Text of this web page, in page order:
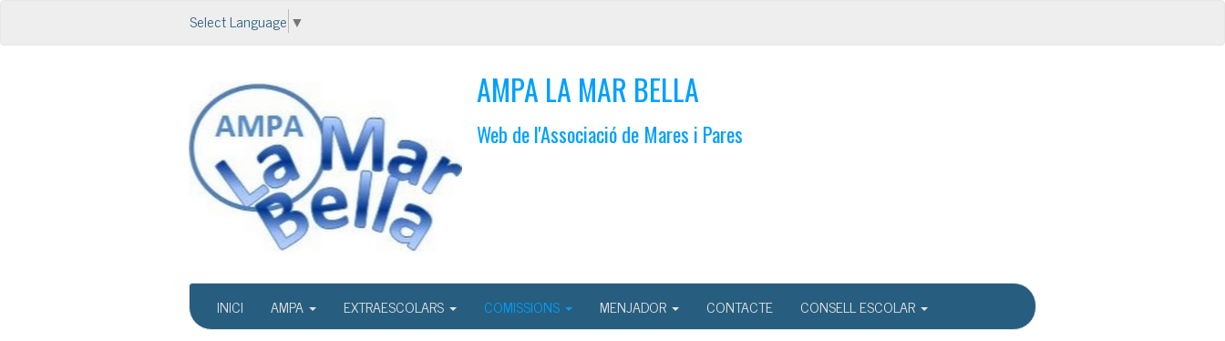
Select Language ▼
AMPA LA MAR BELLA
Web de l'Associació de Mares i Pares
INICI AMPA EXTRAESCOLARS COMISSIONS MENJADOR CONTACTE CONSELL ESCOLAR